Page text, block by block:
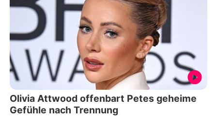
Olivia Attwood offenbart Petes geheime
Gefühle nach Trennung